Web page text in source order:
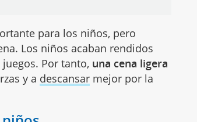
para los niños, pero
Los niños acaban rendidos
Por tanto, una cena ligera
y a descansar mejor por la